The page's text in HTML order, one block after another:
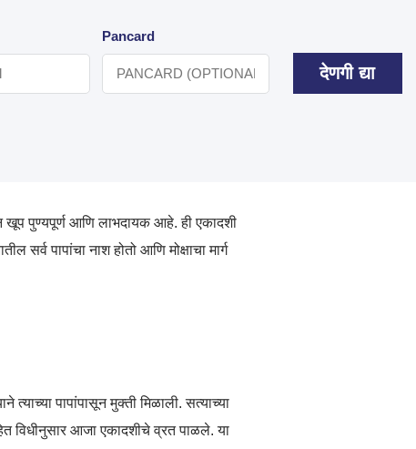
Pancard
देणगी द्या
खूप पुण्यपूर्ण आणि लाभदायक आहे. ही एकादशी
पापांचा नाश होतो आणि मोक्षाचा मार्ग
पापांपासून मुक्ती मिळाली. सत्याच्या
विधीनुसार आजा एकादशीचे व्रत पाळले. या